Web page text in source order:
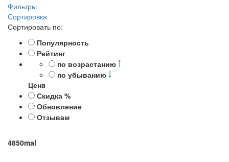
Фильтры
Сортировка
Сортировать по:
Популярность
Рейтинг
по возрастанию
по убыванию
Ценa
Скидка %
Обновление
Отзывам
4850mal